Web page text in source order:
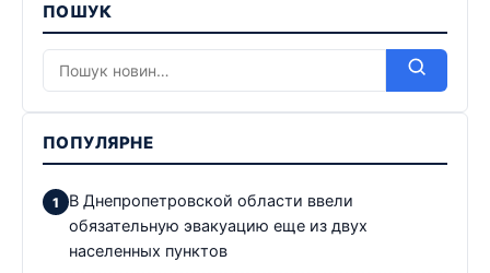
ПОШУК
ПОПУЛЯРНЕ
В Днепропетровской области ввели
обязательную эвакуацию еще из двух
населенных пунктов